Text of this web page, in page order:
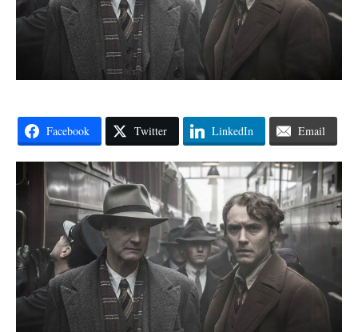
Facebook Twitter LinkedIn Email